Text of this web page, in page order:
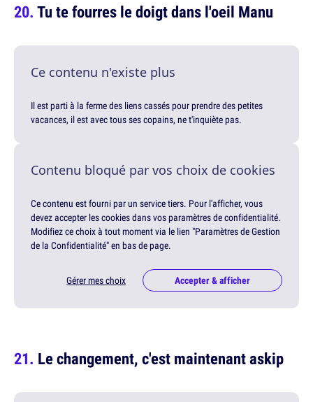
Tu te fourres le doigt dans l'oeil Manu
Ce contenu n'existe plus
Il est parti à la ferme des liens cassés pour prendre des petites
vacances, il est avec tous ses copains, ne t'inquiète pas.
Contenu bloqué par vos choix de cookies
Ce contenu est fourni par un service tiers. Pour l'afficher, vous
devez accepter les cookies dans vos paramètres de confidentialité.
Modifiez ce choix à tout moment via le lien "Paramètres de Gestion
de la Confidentialité" en bas de page.
Gérer mes choix Accepter & afficher
Le changement, c'est maintenant askip